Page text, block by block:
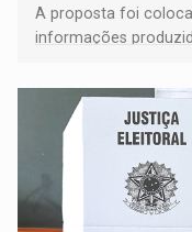
A proposta foi
informações